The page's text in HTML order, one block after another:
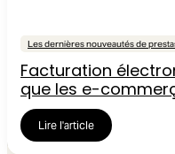
Les dernières nouveautés de
Facturation
que les e-
Lire l'article